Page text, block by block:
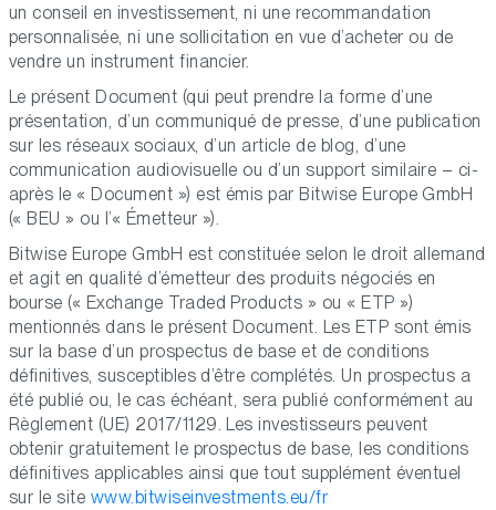
un conseil en investissement, ni une recommandation
personnalisée, ni une sollicitation en vue d’acheter ou de
vendre un instrument financier.
Le présent Document (qui peut prendre la forme d’une
présentation, d’un communiqué de presse, d’une publication
sur les réseaux sociaux, d’un article de blog, d’une
communication audiovisuelle ou d’un support similaire – ci-
après le « Document ») est émis par Bitwise Europe GmbH
(« BEU » ou l’« Émetteur »).
Bitwise Europe GmbH est constituée selon le droit allemand
et agit en qualité d’émetteur des produits négociés en
bourse (« Exchange Traded Products » ou « ETP »)
mentionnés dans le présent Document. Les ETP sont émis
sur la base d’un prospectus de base et de conditions
définitives, susceptibles d’être complétés. Un prospectus a
été publié ou, le cas échéant, sera publié conformément au
Règlement (UE) 2017/1129. Les investisseurs peuvent
obtenir gratuitement le prospectus de base, les conditions
définitives applicables ainsi que tout supplément éventuel
sur le site www.bitwiseinvestments.eu/fr